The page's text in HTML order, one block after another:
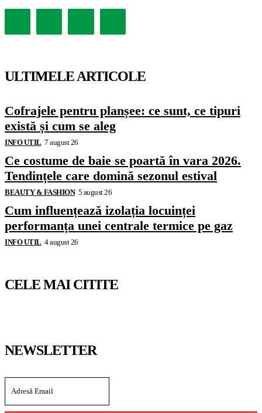
ULTIMELE ARTICOLE
Cofrajele pentru planșee: ce sunt, ce tipuri
există și cum se aleg
INFO UTIL 7 august 26
Ce costume de baie se poartă în vara 2026.
Tendințele care domină sezonul estival
BEAUTY & FASHION 5 august 26
Cum influențează izolația locuinței
performanța unei centrale termice pe gaz
INFO UTIL 4 august 26
CELE MAI CITITE
NEWSLETTER